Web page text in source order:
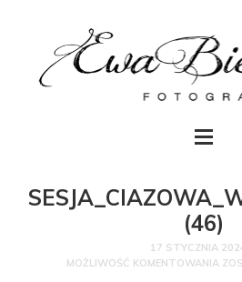
(46)
17 STYCZNIA
MOŻLIWOŚĆ KOMENTOWANIA